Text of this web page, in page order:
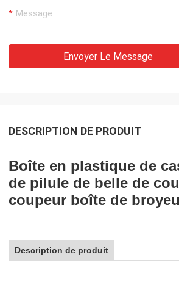
Envoyer Le Message
DESCRIPTION DE PRODUIT
Boîte en plastique de
de pilule de belle de
coupeur boîte de
Description de produit